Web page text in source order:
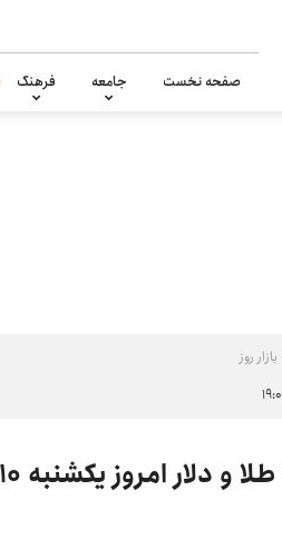
صفحه نخست جامعه فرهنگ
بازار روز